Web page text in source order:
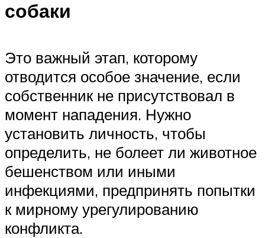
собаки
Это важный этап, которому
отводится особое значение, если
собственник не присутствовал в
момент нападения. Нужно
установить личность, чтобы
определить, не болеет ли животное
бешенством или иными
инфекциями, предпринять попытки
к мирному урегулированию
конфликта.